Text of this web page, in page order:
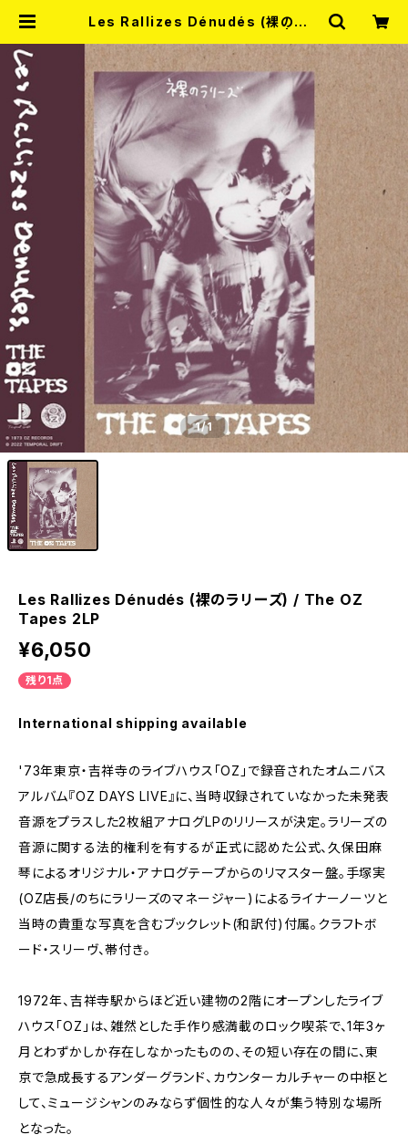
Les Rallizes Dénudés (裸のラリ
CORD SHOP MISERY
1/1
Les Rallizes Dénudés (裸のラリーズ) / The OZ
Tapes 2LP
¥6,050
残り1点
International shipping available
'73年東京・吉祥寺のライブハウス「OZ」で録音されたオムニバス
アルバム『OZ DAYS LIVE』に、当時収録されていなかった未発表
音源をプラスした2枚組アナログLPのリリースが決定。ラリーズの
音源に関する法的権利を有するが正式に認めた公式、久保田麻
琴によるオリジナル・アナログテープからのリマスター盤。手塚実
(OZ店長/のちにラリーズのマネージャー)によるライナーノーツと
当時の貴重な写真を含むブックレット(和訳付)付属。クラフトボ
ード・スリーヴ、帯付き。
1972年、吉祥寺駅からほど近い建物の2階にオープンしたライブ
ハウス「OZ」は、雑然とした手作り感満載のロック喫茶で、1年3ヶ
月とわずかしか存在しなかったものの、その短い存在の間に、東
京で急成長するアンダーグランド、カウンターカルチャーの中枢と
して、ミュージシャンのみならず個性的な人々が集う特別な場所
となった。